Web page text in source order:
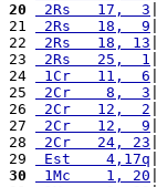
20
2Rs   17,  3
21
2Rs   18,  9
22
2Rs   18, 13
23
2Rs   25,  1
24
1Cr   11,  6
25
2Cr    8,  3
26
2Cr   12,  2
27
2Cr   12,  9
28
2Cr   24, 23
29
Est    4,17q
30
1Mc    1, 20